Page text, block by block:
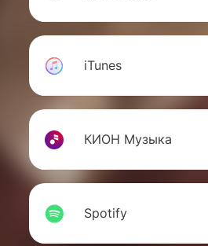
iTunes
КИОН Музыка
Spotify